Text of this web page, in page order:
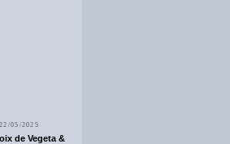
22/05/2025
de Vegeta &